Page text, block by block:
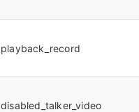
playback_record
disabled_talker_video